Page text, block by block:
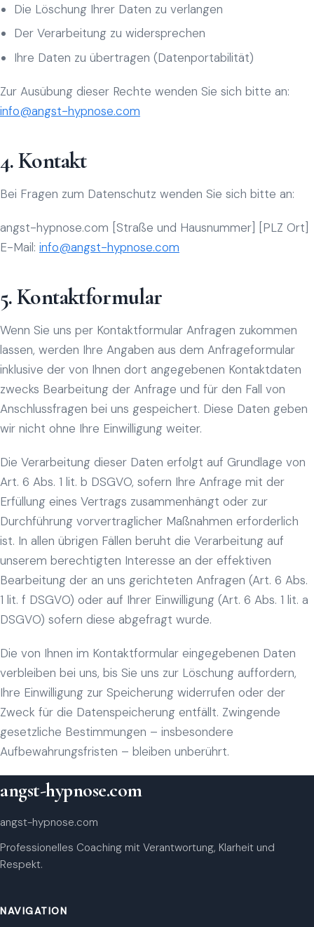
Die Löschung Ihrer Daten zu verlangen
Der Verarbeitung zu widersprechen
Ihre Daten zu übertragen (Datenportabilität)
Zur Ausübung dieser Rechte wenden Sie sich bitte an:
info@angst-hypnose.com
4. Kontakt
Bei Fragen zum Datenschutz wenden Sie sich bitte an:
angst-hypnose.com [Straße und Hausnummer] [PLZ Ort]
E-Mail: info@angst-hypnose.com
5. Kontaktformular
Wenn Sie uns per Kontaktformular Anfragen zukommen
lassen, werden Ihre Angaben aus dem Anfrageformular
inklusive der von Ihnen dort angegebenen Kontaktdaten
zwecks Bearbeitung der Anfrage und für den Fall von
Anschlussfragen bei uns gespeichert. Diese Daten geben
wir nicht ohne Ihre Einwilligung weiter.
Die Verarbeitung dieser Daten erfolgt auf Grundlage von
Art. 6 Abs. 1 lit. b DSGVO, sofern Ihre Anfrage mit der
Erfüllung eines Vertrags zusammenhängt oder zur
Durchführung vorvertraglicher Maßnahmen erforderlich
ist. In allen übrigen Fällen beruht die Verarbeitung auf
unserem berechtigten Interesse an der effektiven
Bearbeitung der an uns gerichteten Anfragen (Art. 6 Abs.
1 lit. f DSGVO) oder auf Ihrer Einwilligung (Art. 6 Abs. 1 lit. a
DSGVO) sofern diese abgefragt wurde.
Die von Ihnen im Kontaktformular eingegebenen Daten
verbleiben bei uns, bis Sie uns zur Löschung auffordern,
Ihre Einwilligung zur Speicherung widerrufen oder der
Zweck für die Datenspeicherung entfällt. Zwingende
gesetzliche Bestimmungen – insbesondere
Aufbewahrungsfristen – bleiben unberührt.
angst-hypnose.com
angst-hypnose.com
Professionelles Coaching mit Verantwortung, Klarheit und
Respekt.
NAVIGATION